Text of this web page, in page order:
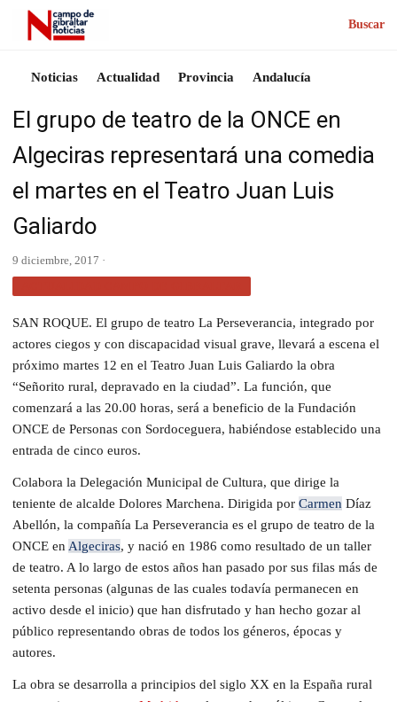
Buscar
Noticias Actualidad Provincia Andalucía
El grupo de teatro de la ONCE en
Algeciras representará una comedia
el martes en el Teatro Juan Luis
Galiardo
9 diciembre, 2017 ·
SAN ROQUE. El grupo de teatro La Perseverancia, integrado por
actores ciegos y con discapacidad visual grave, llevará a escena el
próximo martes 12 en el Teatro Juan Luis Galiardo la obra
“Señorito rural, depravado en la ciudad”. La función, que
comenzará a las 20.00 horas, será a beneficio de la Fundación
ONCE de Personas con Sordoceguera, habiéndose establecido una
entrada de cinco euros.
Colabora la Delegación Municipal de Cultura, que dirige la
teniente de alcalde Dolores Marchena. Dirigida por Carmen Díaz
Abellón, la compañía La Perseverancia es el grupo de teatro de la
ONCE en Algeciras, y nació en 1986 como resultado de un taller
de teatro. A lo largo de estos años han pasado por sus filas más de
setenta personas (algunas de las cuales todavía permanecen en
activo desde el inicio) que han disfrutado y han hecho gozar al
público representando obras de todos los géneros, épocas y
autores.
La obra se desarrolla a principios del siglo XX en la España rural